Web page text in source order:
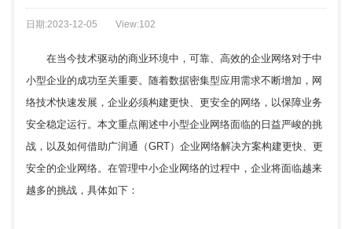
日期:2023-12-05 View:102
在当今技术驱动的商业环境中，可靠、高效的企业网络对于中
小型企业的成功至关重要。随着数据密集型应用需求不断增加，网
络技术快速发展，企业必须构建更快、更安全的网络，以保障业务
安全稳定运行。本文重点阐述中小型企业网络面临的日益严峻的挑
战，以及如何借助广润通（GRT）企业网络解决方案构建更快、更
安全的企业网络。在管理中小企业网络的过程中，企业将面临越来
越多的挑战，具体如下：